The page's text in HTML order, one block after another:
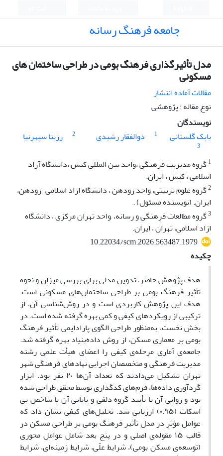
جامعه فرهنگ رسانه
مدل تأثیرگذاری فرهنگ بومی در طراحی ساختمان های
مسکونی
مقالات آماده انتشار
نوع مقاله : پژوهشی
نویسندگان
بابک گلستانی
1 ذوالفقار رشیدی 2 رزیتا سپهرنیا
3
1گروه مدیریت فرهنگی ،واحد بین المللی کیش ،دانشگاه آزاد
اسلامی ، کیش ، ایران.
2گروه علوم تربیتی، واحد رودهن ، دانشگاه ازاد اسلامی , رودهن،
ایران. (نویسنده مسئول) .
3گروه مطالعات فرهنگی و رسانه، ,واحد تهران مرکزی ، دانشگاه
ازاد اسلامی، تهران ، ایران.
10.22034/scm.2026.563487.1979
چکیده
هدف پژوهش حاضر، تدوین مدلی برای بررسی میزان و نحوه
تأثیر فرهنگ بومی بر طراحی ساختمان‌های مسکونی است.
هدف این پژوهش کاربردی است و در روش‌شناسی آن، از
ترکیبی از رویکردهای کیفی و کمی بهره گرفته شده است. در
بخش نخست، به‌منظور طراحی الگوی پارادایمی تأثیر فرهنگ
بومی بر معماری مسکن، از روش داده‌بنیاد بهره گرفته شد.
جامعه‌ی آماری مرحله‌ی کیفی را اعضای هیأت علمی رشته
مدیریت فرهنگی و متخصصان اجرایی نهادهای فرهنگی شهر
تهران تشکیل می‌دادند که تعداد آن‌ها ۲۰ نفر بود. ابزار
گردآوری داده‌ها، فرم‌های کدگذاری توسط محقق طراحی شده
بود و روایی آن با تأیید گروه دلفی و پایایی آن با شاخص پی
اسکات (۰.۹۵) ارزیابی شد. تحلیل‌های کیفی نشان داد که
عوامل مؤثر در مدل تأثیر فرهنگ بومی بر طراحی مسکن در
قالب ۱۵ مقوله‌ی اصلی و در پنج بعد شامل عوامل محوری
(توسعه‌ی مسکن بومی)، شرایط علّی، شرایط زمینه‌ای، شرایط